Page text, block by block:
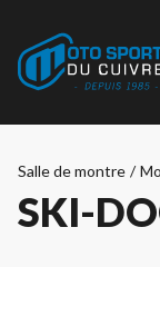
Salle de montre /
SKI-